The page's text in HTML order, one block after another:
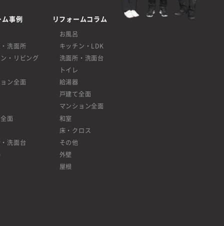
ム事例
洗面所
・リビング
ン全面
面
洗面台
リフォームコラム
お風呂
キッチン・LDK
洗面所・洗面台
トイレ
給湯器
戸建て全面
マンション全面
和室
床・クロス
その他
外壁
屋根